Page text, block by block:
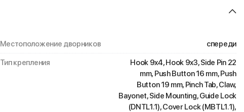
Местоположение дворников спереди
Тип крепления
Hook 9x4, Hook 9x3, Side Pin 22
mm, Push Button 16 mm, Push
Button 19 mm, Pinch Tab, Claw,
Bayonet, Side Mounting, Guide Lock
(DNTL1.1), Cover Lock (MBTL1.1),